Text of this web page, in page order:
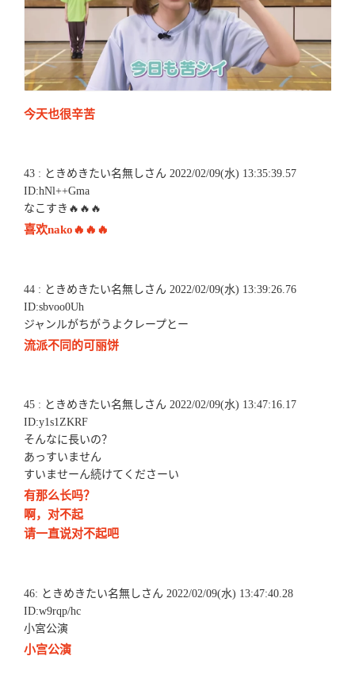
今天也很辛苦
43 : ときめきたい名無しさん 2022/02/09(水) 13:35:39.57
ID:hNl++Gma
なこすき🔥🔥🔥
喜欢nako🔥🔥🔥
44 : ときめきたい名無しさん 2022/02/09(水) 13:39:26.76
ID:sbvoo0Uh
ジャンルがちがうよクレープとー
流派不同的可丽饼
45 : ときめきたい名無しさん 2022/02/09(水) 13:47:16.17
ID:y1s1ZKRF
そんなに長いの？
あっすいません
すいませーん続けてくださーい
有那么长吗？
啊，对不起
请一直说对不起吧
46: ときめきたい名無しさん 2022/02/09(水) 13:47:40.28
ID:w9rqp/hc
小宮公演
小宫公演